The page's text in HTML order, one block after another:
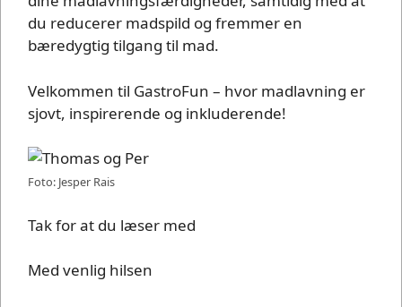
du reducerer madspild og fremmer en
bæredygtig tilgang til mad.
Velkommen til GastroFun – hvor madlavning er
sjovt, inspirerende og inkluderende!
Foto: Jesper Rais
Tak for at du læser med
Med venlig hilsen